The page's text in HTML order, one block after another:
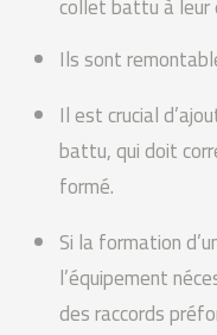
Ils sont
Il est crucial
battu, qui doit
formé.
Si la formation
l’équipement
des raccords